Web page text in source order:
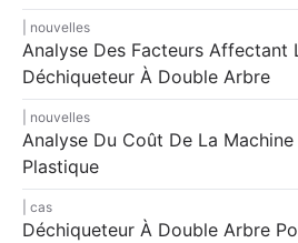
nouvelles
Analyse Des Facteurs Affectant
Déchiqueteur À Double Arbre
nouvelles
Analyse Du Coût De La
Plastique
cas
Déchiqueteur À Double Arbre